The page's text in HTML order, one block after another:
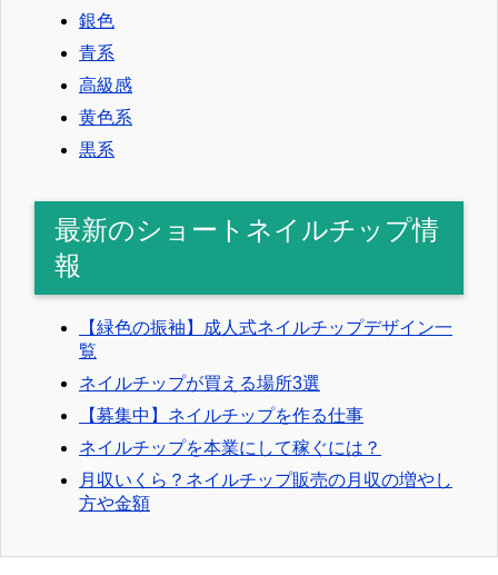
銀色
青系
高級感
黄色系
黒系
最新のショートネイルチップ情
報
【緑色の振袖】成人式ネイルチップデザイン一
覧
ネイルチップが買える場所3選
【募集中】ネイルチップを作る仕事
ネイルチップを本業にして稼ぐには？
月収いくら？ネイルチップ販売の月収の増やし
方や金額